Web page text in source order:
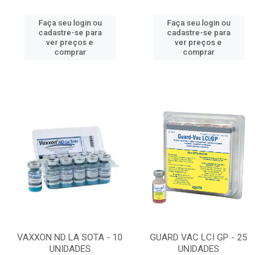
Faça seu login ou
cadastre-se para
ver preços e
comprar
Faça seu login ou
cadastre-se para
ver preços e
comprar
VAXXON ND LA SOTA - 10
UNIDADES
GUARD VAC LCI GP - 25
UNIDADES